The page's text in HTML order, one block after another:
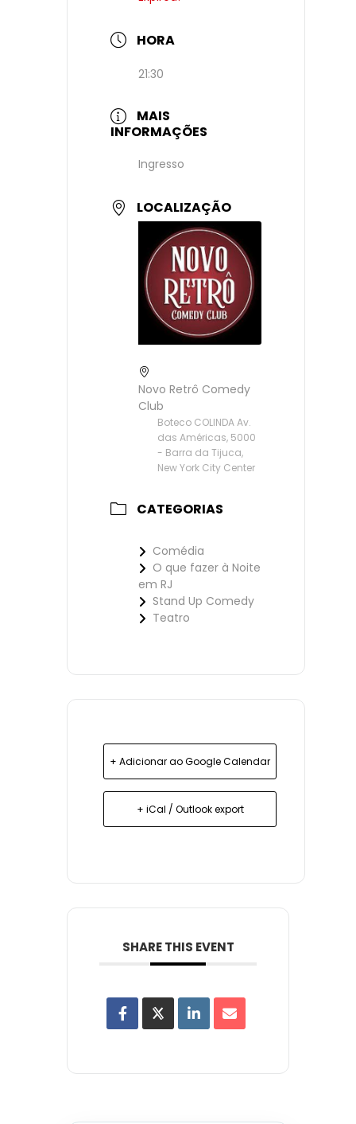
HORA
21:30
MAIS
INFORMAÇÕES
Ingresso
LOCALIZAÇÃO
Novo Retrô Comedy
Club
Boteco COLINDA Av.
das Américas, 5000
- Barra da Tijuca,
New York City Center
CATEGORIAS
Comédia
O que fazer à Noite
em RJ
Stand Up Comedy
Teatro
+ Adicionar ao Google Calendar
+ iCal / Outlook export
SHARE THIS EVENT